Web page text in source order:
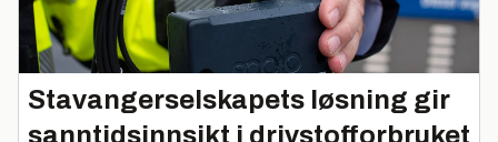
Stavangerselskapets løsning gir
sanntidsinnsikt i drivstofforbruket